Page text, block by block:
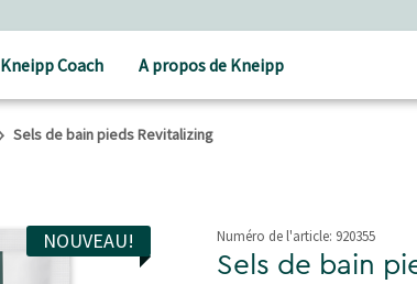
Kneipp Coach A propos de Kneipp
Sels de bain pieds Revitalizing
NOUVEAU! Numéro de l'article: 920355
Sels de bain